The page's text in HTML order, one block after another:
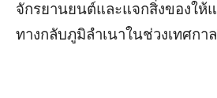
จักรยานยนต์และแจกสิ่งของให้
ทางกลับภูมิลำเนาในช่วงเทศกา